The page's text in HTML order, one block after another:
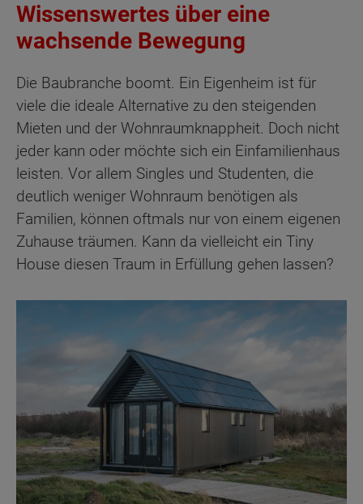
Wissenswertes über eine
wachsende Bewegung
Die Baubranche boomt. Ein Eigenheim ist für
viele die ideale Alternative zu den steigenden
Mieten und der Wohnraumknappheit. Doch nicht
jeder kann oder möchte sich ein Einfamilienhaus
leisten. Vor allem Singles und Studenten, die
deutlich weniger Wohnraum benötigen als
Familien, können oftmals nur von einem eigenen
Zuhause träumen. Kann da vielleicht ein Tiny
House diesen Traum in Erfüllung gehen lassen?